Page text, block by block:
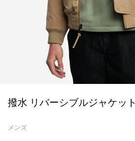
撥水 リバーシブルジャケット
メンズ